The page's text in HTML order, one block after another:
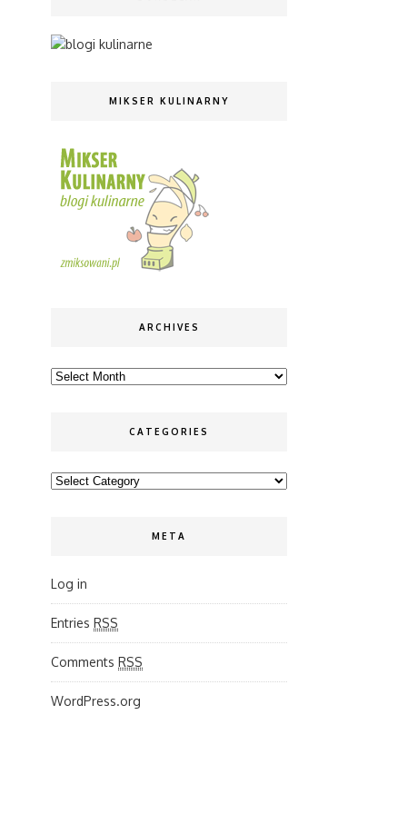
MIKSER KULINARNY
ARCHIVES
Archives
CATEGORIES
Categories
META
Log in
Entries RSS
Comments RSS
WordPress.org